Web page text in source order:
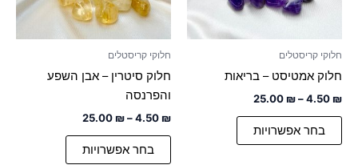
חלוקי קריסטלים
חלוק אמטיסט – בריאות
4.50 ₪
–
25.00 ₪
בחר אפשרויות
לבחור
חלוקי קריסטלים
חלוק סיטרין – אבן השפע
והפרנסה
4.50 ₪
–
25.00 ₪
בחר אפשרויות
לבחור